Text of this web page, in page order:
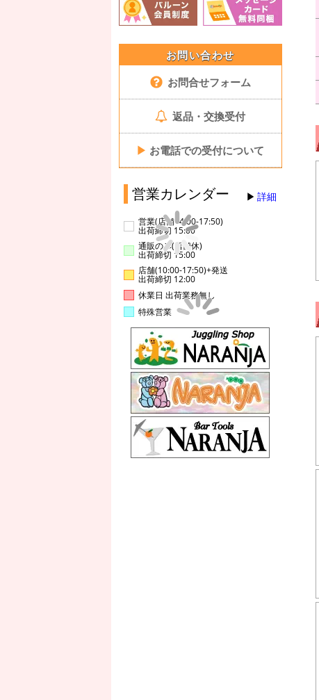
お問い合わせ
お問合せフォーム
返品・交換受付
▶ お電話での受付について
営業カレンダー 詳細
営業(店舗14:00-17:50)
出荷締切 15:00
通販のみ(店舗休)
出荷締切 15:00
店舗(10:00-17:50)+発送
出荷締切 12:00
休業日 出荷業務無し
特殊営業